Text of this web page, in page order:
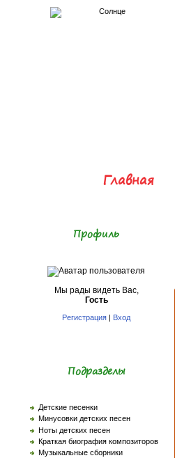
Главная
Профиль
Мы рады видеть Вас,
Гость
Регистрация | Вход
Подразделы
Детские песенки
Минусовки детских песен
Ноты детских песен
Краткая биография композиторов
Музыкальные сборники